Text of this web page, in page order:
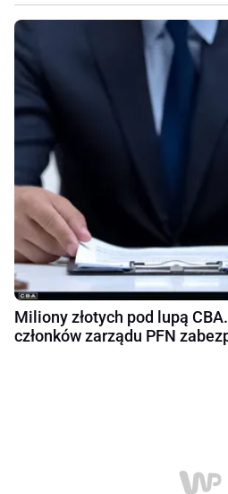
Miliony złotych pod lupą
członków zarządu PFN